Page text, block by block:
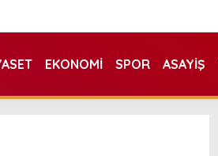
EKONOMI SPOR ASAYIŞ